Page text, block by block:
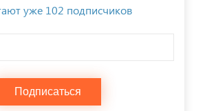
уже 102 подписчиков
Подписаться